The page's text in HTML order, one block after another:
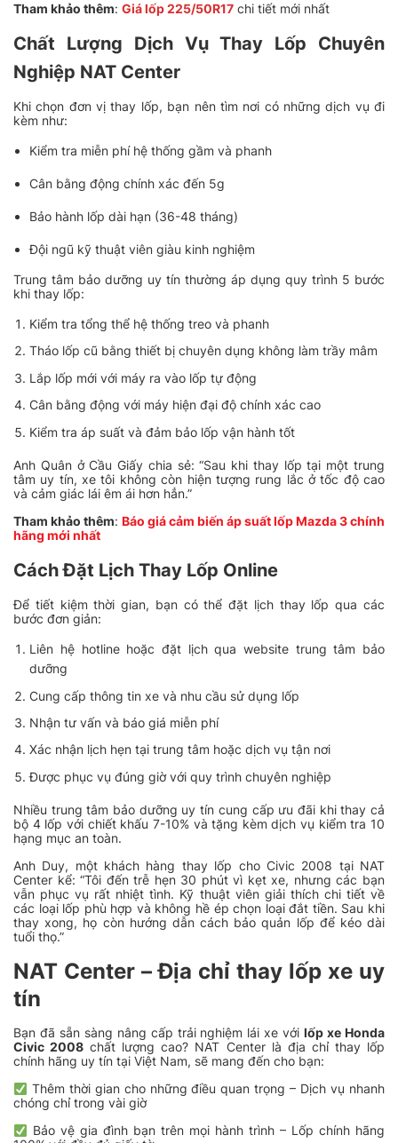
Tham khảo thêm: Giá lốp 225/50R17 chi tiết mới nhất
Chất Lượng Dịch Vụ Thay Lốp Chuyên
Nghiệp NAT Center
Khi chọn đơn vị thay lốp, bạn nên tìm nơi có những dịch vụ đi
kèm như:
Kiểm tra miễn phí hệ thống gầm và phanh
Cân bằng động chính xác đến 5g
Bảo hành lốp dài hạn (36-48 tháng)
Đội ngũ kỹ thuật viên giàu kinh nghiệm
Trung tâm bảo dưỡng uy tín thường áp dụng quy trình 5 bước
khi thay lốp:
Kiểm tra tổng thể hệ thống treo và phanh
Tháo lốp cũ bằng thiết bị chuyên dụng không làm trầy mâm
Lắp lốp mới với máy ra vào lốp tự động
Cân bằng động với máy hiện đại độ chính xác cao
Kiểm tra áp suất và đảm bảo lốp vận hành tốt
Anh Quân ở Cầu Giấy chia sẻ: “Sau khi thay lốp tại một trung
tâm uy tín, xe tôi không còn hiện tượng rung lắc ở tốc độ cao
và cảm giác lái êm ái hơn hẳn.”
Tham khảo thêm: Báo giá cảm biến áp suất lốp Mazda 3 chính
hãng mới nhất
Cách Đặt Lịch Thay Lốp Online
Để tiết kiệm thời gian, bạn có thể đặt lịch thay lốp qua các
bước đơn giản:
Liên hệ hotline hoặc đặt lịch qua website trung tâm bảo
dưỡng
Cung cấp thông tin xe và nhu cầu sử dụng lốp
Nhận tư vấn và báo giá miễn phí
Xác nhận lịch hẹn tại trung tâm hoặc dịch vụ tận nơi
Được phục vụ đúng giờ với quy trình chuyên nghiệp
Nhiều trung tâm bảo dưỡng uy tín cung cấp ưu đãi khi thay cả
bộ 4 lốp với chiết khấu 7-10% và tặng kèm dịch vụ kiểm tra 10
hạng mục an toàn.
Anh Duy, một khách hàng thay lốp cho Civic 2008 tại NAT
Center kể: “Tôi đến trễ hẹn 30 phút vì kẹt xe, nhưng các bạn
vẫn phục vụ rất nhiệt tình. Kỹ thuật viên giải thích chi tiết về
các loại lốp phù hợp và không hề ép chọn loại đắt tiền. Sau khi
thay xong, họ còn hướng dẫn cách bảo quản lốp để kéo dài
tuổi thọ.”
NAT Center – Địa chỉ thay lốp xe uy
tín
Bạn đã sẵn sàng nâng cấp trải nghiệm lái xe vớilốp xe Honda
Civic 2008 chất lượng cao? NAT Center là địa chỉ thay lốp
chính hãng uy tín tại Việt Nam, sẽ mang đến cho bạn:
Thêm thời gian cho những điều quan trọng – Dịch vụ nhanh
chóng chỉ trong vài giờ
Bảo vệ gia đình bạn trên mọi hành trình – Lốp chính hãng